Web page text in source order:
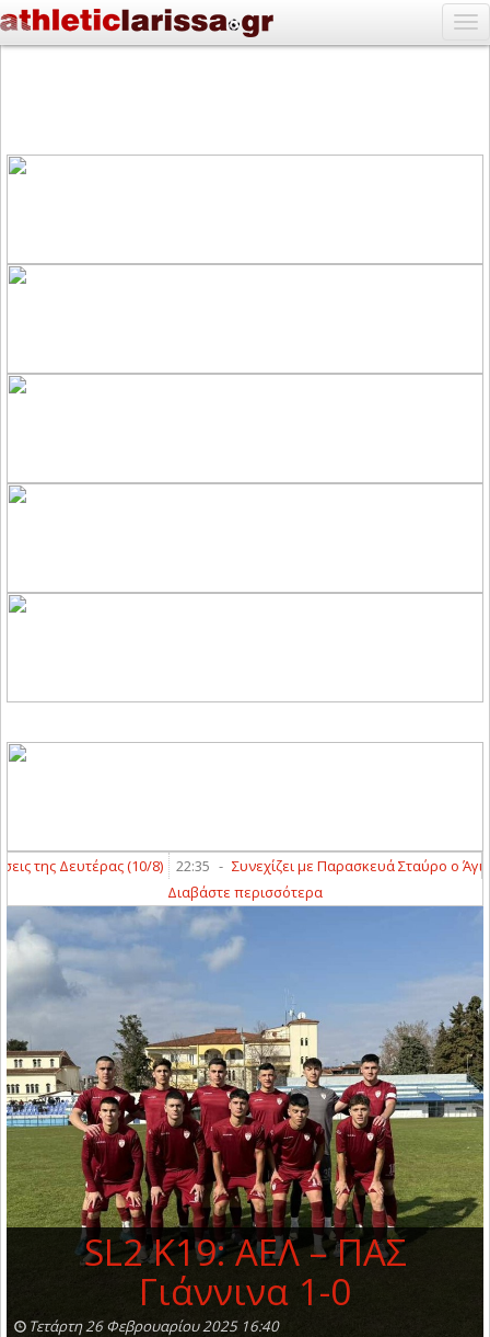
Δευτέρας (10/8) 22:35 - Συνεχίζει με Παρασκευά Σταύρο ο Άγιος
Διαβάστε περισσότερα
SL2 K19: ΑΕΛ – ΠΑΣ
Γιάννινα 1-0
Τετάρτη 26 Φεβρουαρίου 2025 16:40